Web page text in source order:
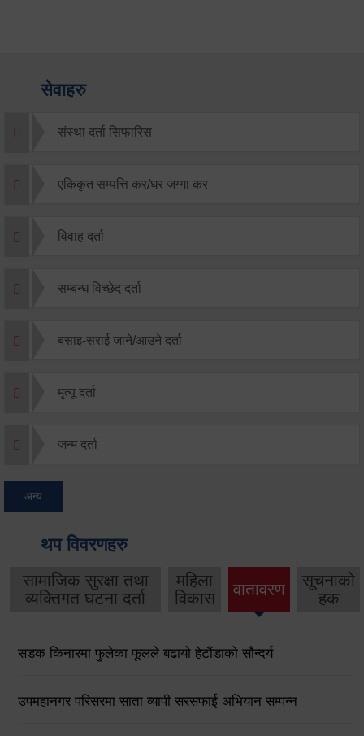
सेवाहरु
संस्था दर्ता सिफारिस
एकिकृत सम्पत्ति कर/घर जग्गा कर
विवाह दर्ता
सम्बन्ध विच्छेद दर्ता
बसाइ-सराई जाने/आउने दर्ता
मृत्यू दर्ता
जन्म दर्ता
अन्य
थप विवरणहरु
सामाजिक सुरक्षा तथा
व्यक्तिगत घटना दर्ता
महिला
विकास
वातावरण
सूचनाको
हक
सडक किनारमा फुलेका फूलले बढायो हेटौंडाको सौन्दर्य
उपमहानगर परिसरमा साता व्यापी सरसफाई अभियान सम्पन्न